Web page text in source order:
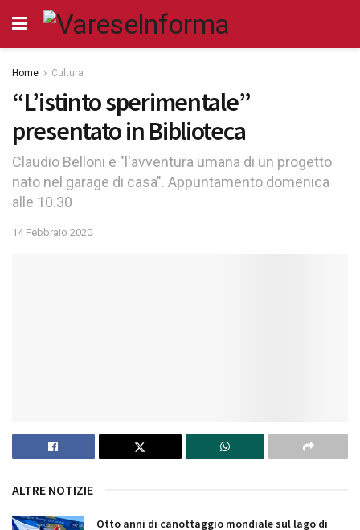
Home Cultura
“L’istinto sperimentale”
presentato in Biblioteca
Claudio Belloni e "l'avventura umana di un progetto
nato nel garage di casa". Appuntamento domenica
alle 10.30
14 Febbraio 2020
ALTRE NOTIZIE
Otto anni di canottaggio mondiale sul lago di